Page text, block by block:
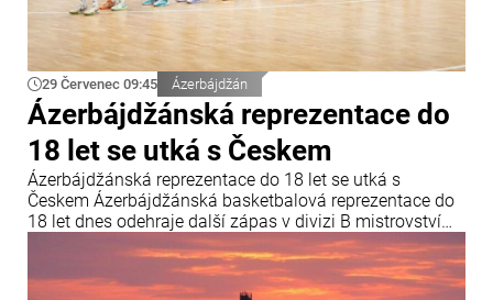
29 Červenec 09:45 Ázerbájdžán
Ázerbájdžánská reprezentace do
18 let se utká s Českem
Ázerbájdžánská reprezentace do 18 let se utká s
Českem Ázerbájdžánská basketbalová reprezentace do
18 let dnes odehraje další zápas v divizi B mistrovství
Evropy FIBA. V závěrečném kole skupiny B se
ázerbájdžánský tým utká s reprezentací České republiky.
Utkání se odehraje v chorvatské Opatiji a začne ve 18:00